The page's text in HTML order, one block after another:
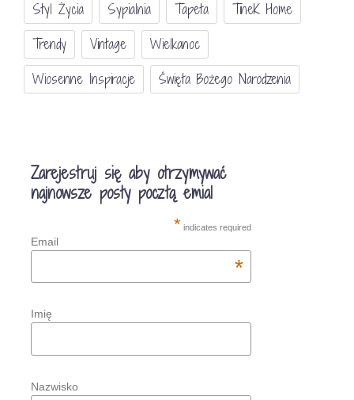
Styl Życia
Sypialnia Tapeta
TineK Home
Trendy
Vintage
Wielkanoc
Wiosenne Inspiracje
Święta Bożego Narodzenia
Zarejestruj się aby otrzymywać
najnowsze posty pocztą emial
* indicates required
Email
*
Imię
Nazwisko